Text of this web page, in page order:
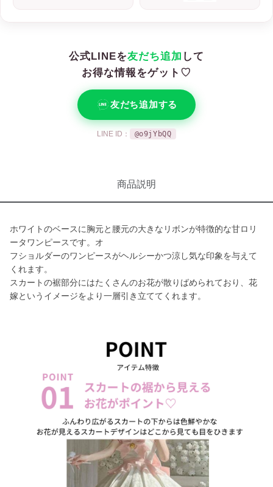
公式LINEを友だち追加 して
お得な情報をゲット♡
友だち追加する
LINE ID： @o9jYbQQ
商品説明
ホワイトのベースに胸元と腰元の大きなリボンが特徴的な甘ロリ
ータワンピースです。オ
フショルダーのワンピースがヘルシーかつ涼し気な印象を与えて
くれます。
スカートの裾部分にはたくさんのお花が散りばめられており、花
嫁というイメージをより一層引き立ててくれます。